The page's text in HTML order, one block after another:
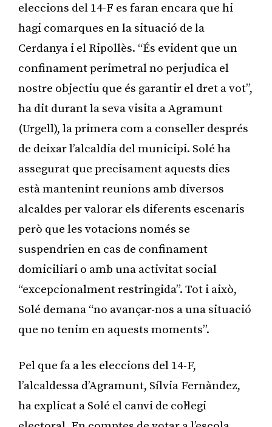
eleccions del 14-F es faran encara que hi
hagi comarques en la situació de la
Cerdanya i el Ripollès. “És evident que un
confinament perimetral no perjudica el
nostre objectiu que és garantir el dret a vot”,
ha dit durant la seva visita a Agramunt
(Urgell), la primera com a conseller després
de deixar l’alcaldia del municipi. Solé ha
assegurat que precisament aquests dies
està mantenint reunions amb diversos
alcaldes per valorar els diferents escenaris
però que les votacions només se
suspendrien en cas de confinament
domiciliari o amb una activitat social
“excepcionalment restringida”. Tot i això,
Solé demana “no avançar-nos a una situació
que no tenim en aquests moments”.
Pel que fa a les eleccions del 14-F,
l’alcaldessa d’Agramunt, Sílvia Fernàndez,
ha explicat a Solé el canvi de col·legi